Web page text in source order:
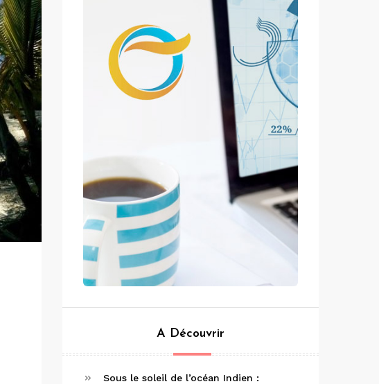
A Découvrir
Sous le soleil de l’océan Indien :